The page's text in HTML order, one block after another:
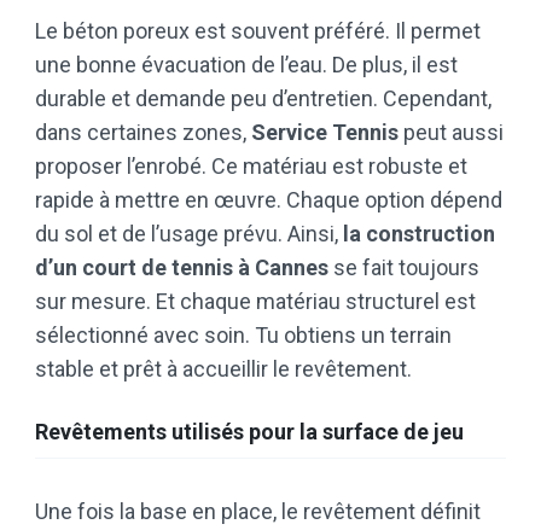
Le béton poreux est souvent préféré. Il permet
une bonne évacuation de l’eau. De plus, il est
durable et demande peu d’entretien. Cependant,
dans certaines zones, Service Tennis peut aussi
proposer l’enrobé. Ce matériau est robuste et
rapide à mettre en œuvre. Chaque option dépend
du sol et de l’usage prévu. Ainsi, la construction
d’un court de tennis à Cannes se fait toujours
sur mesure. Et chaque matériau structurel est
sélectionné avec soin. Tu obtiens un terrain
stable et prêt à accueillir le revêtement.
Revêtements utilisés pour la surface de jeu
Une fois la base en place, le revêtement définit